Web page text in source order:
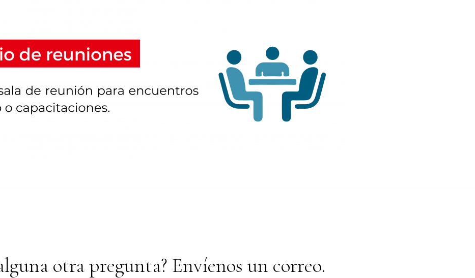
otra pregunta? Envíenos un correo.